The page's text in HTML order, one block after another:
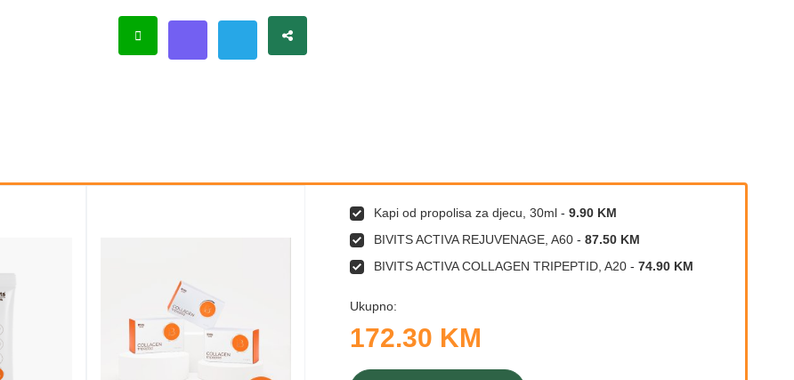
Kapi od propolisa za djecu, 30ml -9.90 KM
BIVITS ACTIVA REJUVENAGE, A60 -87.50 KM
BIVITS ACTIVA COLLAGEN TRIPEPTID, A20 -74.90 KM
Ukupno:
172.30 KM